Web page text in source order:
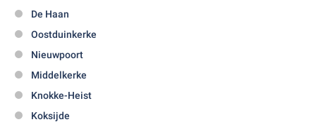
De Haan
Oostduinkerke
Nieuwpoort
Middelkerke
Knokke-Heist
Koksijde